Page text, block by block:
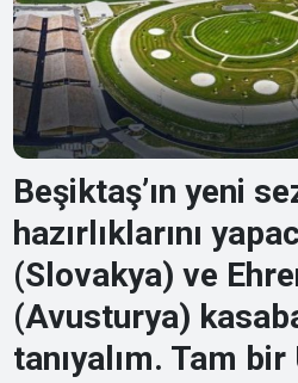
Beşiktaş’ın yeni
hazırlıklarını
(Slovakya) ve
(Avusturya)
tanıyalım. Tam